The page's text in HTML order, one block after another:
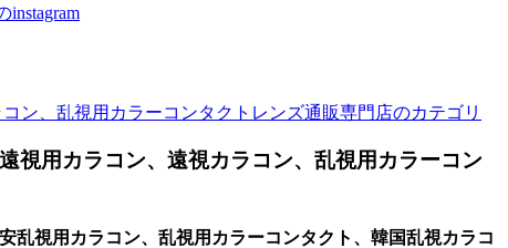
ン、乱視用カラーコンタクトレンズ通販専門店のカテゴリ
視用カラコン、遠視カラコン、乱視用カラーコン
乱視用カラコン、乱視用カラーコンタクト、韓国乱視カラコ